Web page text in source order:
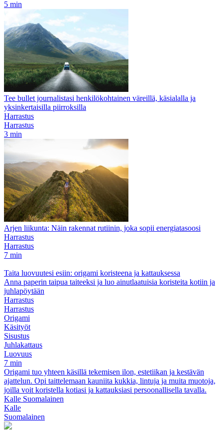
5 min
Tee bullet journalistasi henkilökohtainen väreillä, käsialalla ja
yksinkertaisilla piirroksilla
Harrastus
Harrastus
3 min
Arjen liikunta: Näin rakennat rutiinin, joka sopii energiatasoosi
Harrastus
Harrastus
7 min
Taita luovuutesi esiin: origami koristeena ja kattauksessa
Anna paperin taipua taiteeksi ja luo ainutlaatuisia koristeita kotiin ja
juhlapöytään
Harrastus
Harrastus
Origami
Käsityöt
Sisustus
Juhlakattaus
Luovuus
7 min
Origami tuo yhteen käsillä tekemisen ilon, estetiikan ja kestävän
ajattelun. Opi taittelemaan kauniita kukkia, lintuja ja muita muotoja,
joilla voit koristella kotiasi ja kattauksiasi persoonallisella tavalla.
Kalle Suomalainen
Kalle
Suomalainen